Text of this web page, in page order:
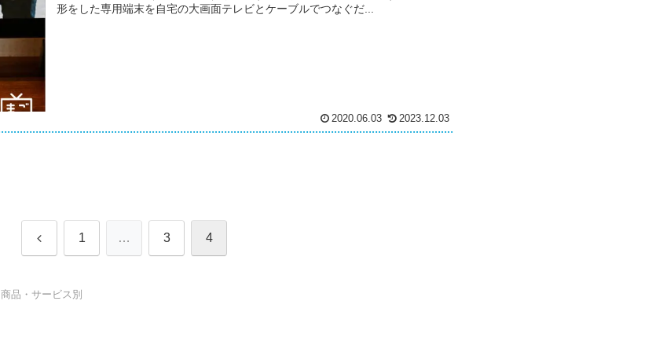
形をした専用端末を自宅の大画面テレビとケーブルでつなぐだ...
2020.06.03 2023.12.03
前 1 … 3 4
商品・サービス別